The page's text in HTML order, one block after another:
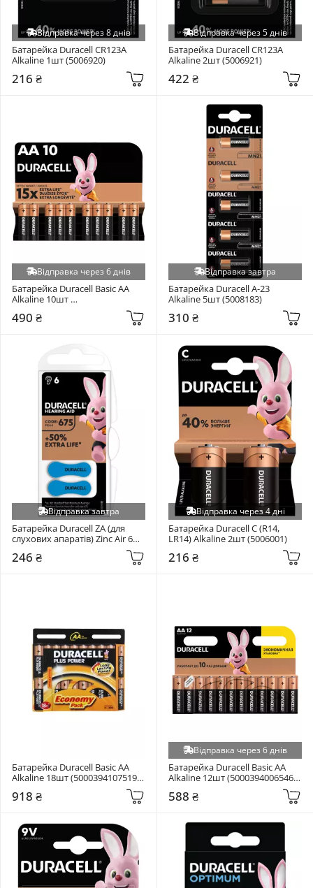
Відправка через 8 днів
Батарейка Duracell CR123A
Alkaline 1шт (5006920)
216 ₴
Відправка через 5 днів
Батарейка Duracell CR123A
Alkaline 2шт (5006921)
422 ₴
Відправка через 6 днів
Батарейка Duracell Basic AA
Alkaline 10шт
490 ₴
Відправка завтра
Батарейка Duracell A-23
Alkaline 5шт (5008183)
310 ₴
Відправка завтра
Батарейка Duracell ZA (для
слухових апаратів) Zinc Air 6шт
246 ₴
Відправка через 4 дні
Батарейка Duracell C (R14,
LR14) Alkaline 2шт (5006001)
216 ₴
Батарейка Duracell Basic AA
Alkaline 18шт (5000394107519 /
918 ₴
Відправка через 6 днів
Батарейка Duracell Basic AA
Alkaline 12шт (5000394006546 /
588 ₴